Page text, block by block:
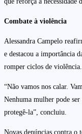
Combate à violência
Alessandra Campelo
e destacou a importância
romper ciclos de violência.
“Não vamos nos calar.
Nenhuma mulher pode
protegê-la”, concluiu.
Novas denúncias contra o